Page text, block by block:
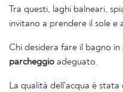
Tra questi, laghi balneari,
invitano a prendere il sole e
Chi desidera fare il bagno
parcheggio adeguato.
La qualità dell'acqua è stata